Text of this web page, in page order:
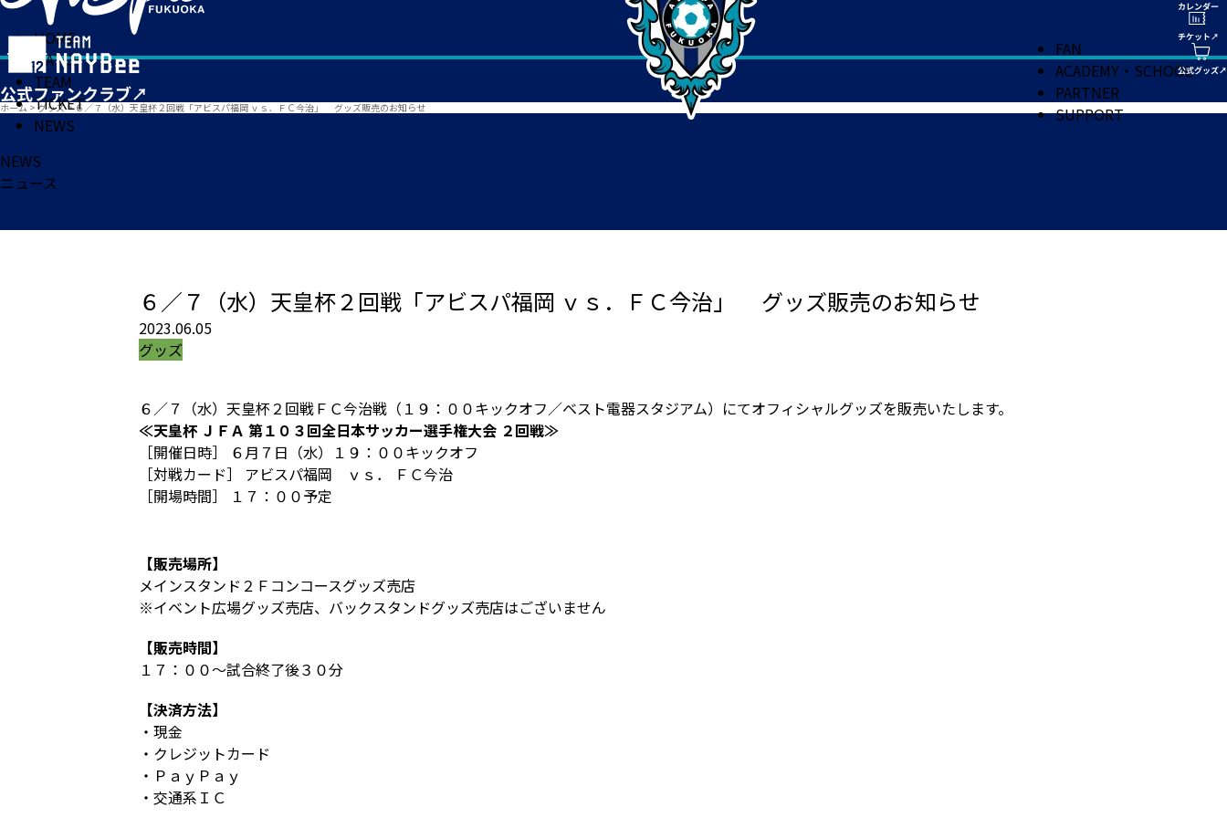
HOME
MATCH
TEAM
TICKET
NEWS
FAN
ACADEMY・SCHOOL
PARTNER
SUPPORT
ホーム > グッズ>６／７（水）天皇杯２回戦「アビスパ福岡 ｖｓ．ＦＣ今治」 グッズ販売のお知らせ
NEWS
ニュース
６／７（水）天皇杯２回戦「アビスパ福岡 ｖｓ．ＦＣ今治」 グッズ販売のお知らせ
2023.06.05
グッズ
６／７（水）天皇杯２回戦ＦＣ今治戦（１９：００キックオフ／ベスト電器スタジアム）にてオフィシャルグッズを販売いたします。
≪天皇杯 ＪＦＡ 第１０３回全日本サッカー選手権大会 ２回戦≫
［開催日時］ ６月７日（水）１９：００キックオフ
［対戦カード］ アビスパ福岡 ｖｓ． ＦＣ今治
［開場時間］ １７：００予定
【販売場所】
メインスタンド２Ｆコンコースグッズ売店
※イベント広場グッズ売店、バックスタンドグッズ売店はございません
【販売時間】
１７：００～試合終了後３０分
【決済方法】
・現金
・クレジットカード
・ＰａｙＰａｙ
・交通系ＩＣ